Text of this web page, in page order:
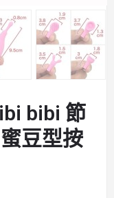
bibi 節
豆型按